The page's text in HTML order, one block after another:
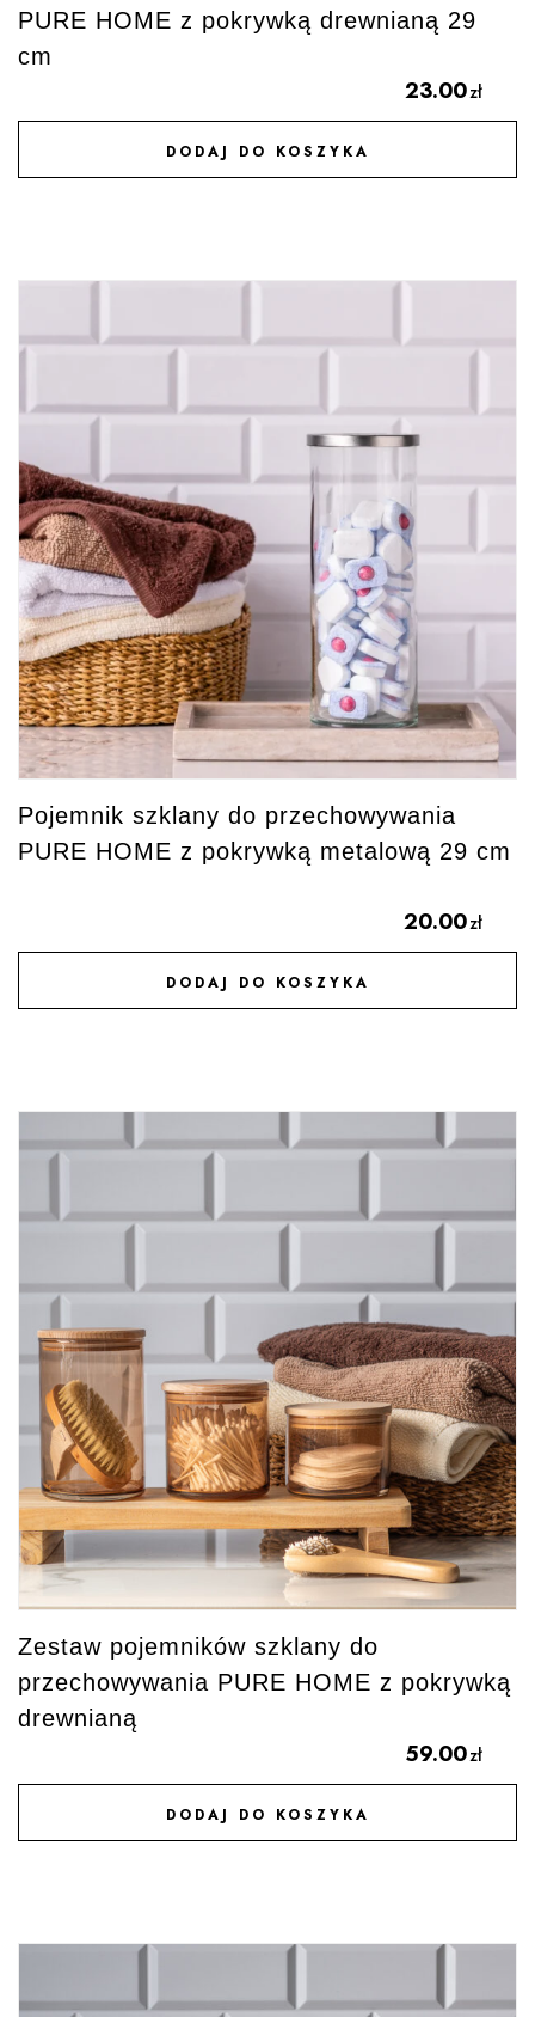
PURE HOME z pokrywką drewnianą 29
cm
23.00zł
DODAJ DO KOSZYKA
DODAJ DO ULUBIONYCH
Pojemnik szklany do przechowywania
PURE HOME z pokrywką metalową 29 cm
20.00zł
DODAJ DO KOSZYKA
DODAJ DO ULUBIONYCH
Zestaw pojemników szklany do
przechowywania PURE HOME z pokrywką
drewnianą
59.00zł
DODAJ DO KOSZYKA
DODAJ DO ULUBIONYCH